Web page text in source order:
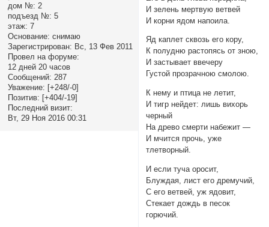
дом №: 2
подъезд №: 5
этаж: 7
Основание: снимаю
Зарегистрирован: Вс, 13 Фев 2011
Провел на форуме:
12 дней 20 часов
Сообщений: 287
Уважение: [+248/-0]
Позитив: [+404/-19]
Последний визит:
Вт, 29 Ноя 2016 00:31
И зелень мертвую ветвей
И корни ядом напоила.
Яд каплет сквозь его кору,
К полудню растопясь от зною,
И застывает ввечеру
Густой прозрачною смолою.
К нему и птица не летит,
И тигр нейдет: лишь вихорь
черный
На древо смерти набежит —
И мчится прочь, уже
тлетворный.
И если туча оросит,
Блуждая, лист его дремучий,
С его ветвей, уж ядовит,
Стекает дождь в песок
горючий.